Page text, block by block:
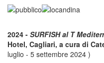
2024 - SURFISH al T
Hotel, Cagliari, a cura di
luglio - 5 settembre 2024 )